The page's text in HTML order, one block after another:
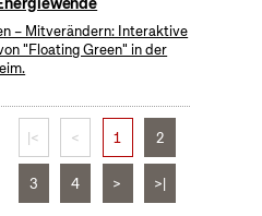
– Mitverändern: Interaktive
"Floating Green" in der
|< < 1 2
3 4 > >|